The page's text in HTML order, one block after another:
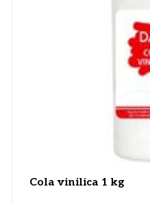
Cola vinilica 1 kg